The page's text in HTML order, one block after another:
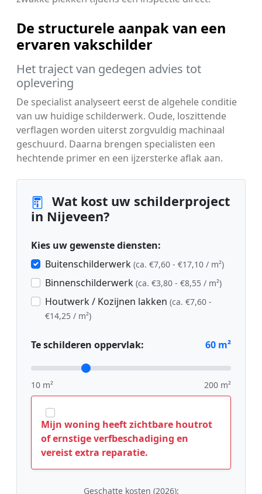
De structurele aanpak van een
ervaren vakschilder
Het traject van gedegen advies tot
oplevering
De specialist analyseert eerst de algehele conditie
van uw huidige schilderwerk. Oude, loszittende
verflagen worden uiterst zorgvuldig machinaal
geschuurd. Daarna brengen specialisten een
hechtende primer en een ijzersterke aflak aan.
Wat kost uw schilderproject
in Nijeveen?
Kies uw gewenste diensten:
Buitenschilderwerk (ca. €7,60 - €17,10 / m²)
Binnenschilderwerk (ca. €3,80 - €8,55 / m²)
Houtwerk / Kozijnen lakken (ca. €7,60 -
€14,25 / m²)
Te schilderen oppervlak: 60 m²
10 m² 200 m²
Mijn woning heeft zichtbare houtrot
of ernstige verfbeschadiging en
vereist extra reparatie.
Geschatte kosten (2026):